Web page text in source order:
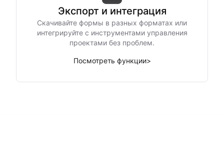
Экспорт и интеграция
Скачивайте формы в разных форматах или
интегрируйте с инструментами управления
проектами без проблем.
Посмотреть функции>